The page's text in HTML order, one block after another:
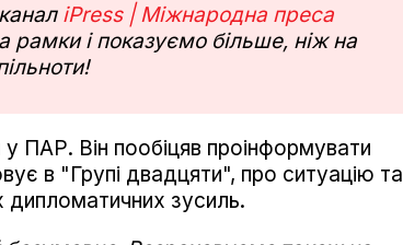
iPress | Міжнародна преса
і показуємо більше, ніж на
ПАР. Він пообіцяв проінформувати
в "Групі двадцяти", про ситуацію та
дипломатичних зусиль.